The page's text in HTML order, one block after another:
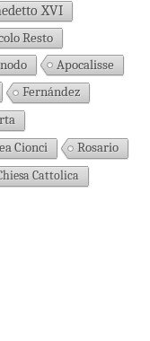
XVI
Resto
Apocalisse
Fernández
Cionci
Rosario
Cattolica